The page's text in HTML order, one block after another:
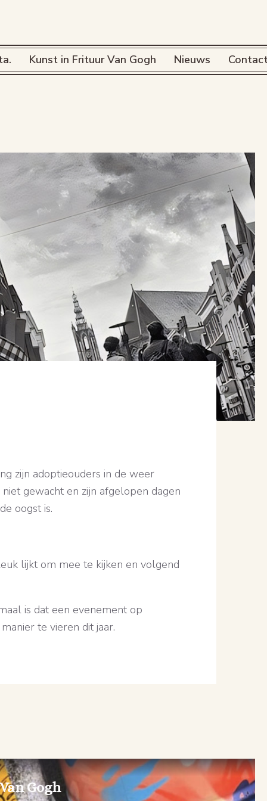
Kunst in Frituur Van Gogh Nieuws
zijn adoptieouders in de weer
gewacht en zijn afgelopen dagen
oogst is.
lijkt om mee te kijken en volgend
is dat een evenement op
te vieren dit jaar.
Gogh